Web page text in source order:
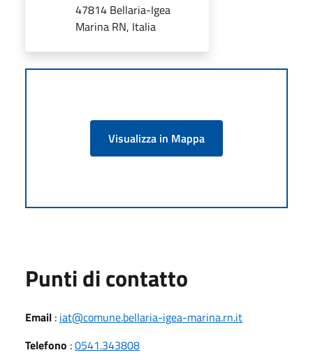
47814 Bellaria-Igea
Marina RN, Italia
Visualizza in Mappa
Punti di contatto
Email : iat@comune.bellaria-igea-marina.rn.it
Telefono :0541.343808